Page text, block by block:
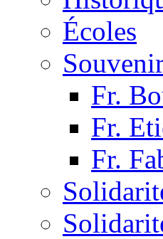
Écoles
Fr.
Fr.
Fr.